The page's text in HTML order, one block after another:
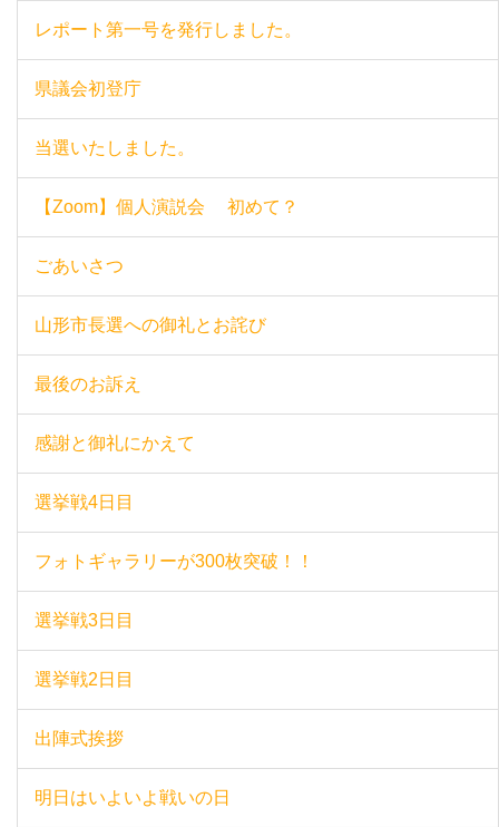
レポート第一号を発行しました。
県議会初登庁
当選いたしました。
【Zoom】個人演説会 初めて？
ごあいさつ
山形市長選への御礼とお詫び
最後のお訴え
感謝と御礼にかえて
選挙戦4日目
フォトギャラリーが300枚突破！！
選挙戦3日目
選挙戦2日目
出陣式挨拶
明日はいよいよ戦いの日